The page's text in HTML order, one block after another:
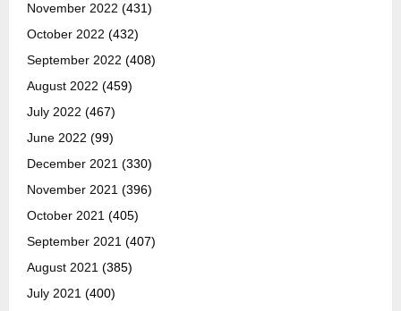
November 2022 (431)
October 2022 (432)
September 2022 (408)
August 2022 (459)
July 2022 (467)
June 2022 (99)
December 2021 (330)
November 2021 (396)
October 2021 (405)
September 2021 (407)
August 2021 (385)
July 2021 (400)